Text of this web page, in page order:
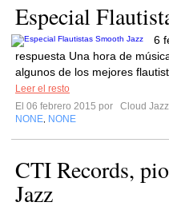
Especial
6
respuesta Una hora de
algunos de los mejores
Leer el resto
El 06 febrero 2015 por
Cloud Jazz
NONE NONE
CTI Records,
Jazz